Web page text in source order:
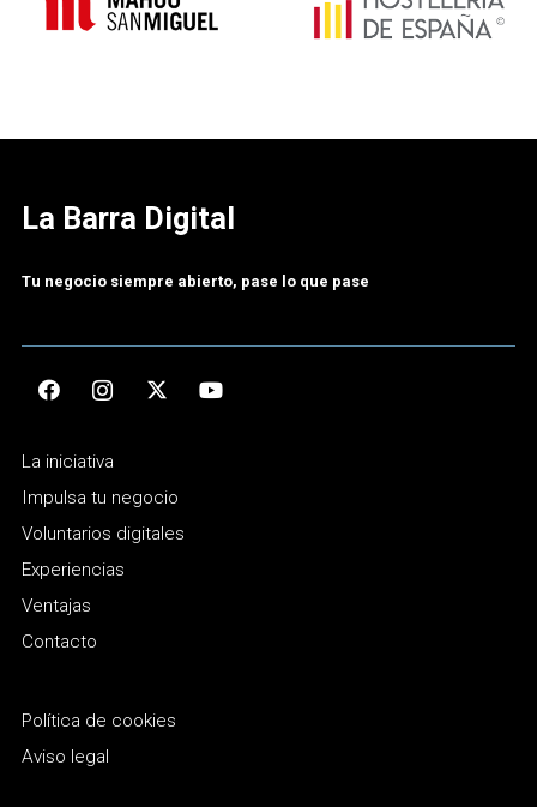
La Barra Digital
Tu negocio siempre abierto, pase lo que pase
La iniciativa
Impulsa tu negocio
Voluntarios digitales
Experiencias
Ventajas
Contacto
Política de cookies
Aviso legal